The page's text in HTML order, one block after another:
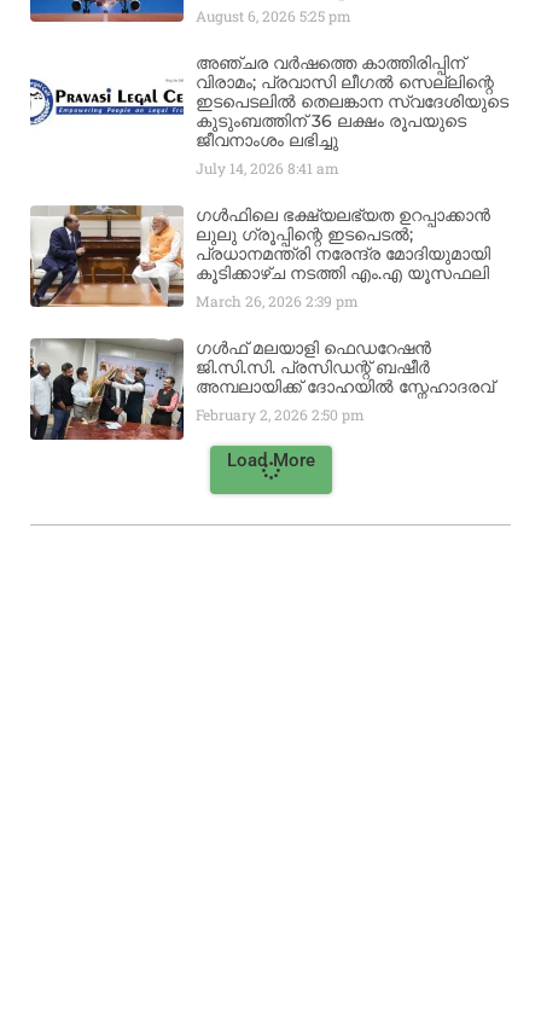
August 6, 20265:25 pm
അഞ്ചര വർഷത്തെ കാത്തിരിപ്പിന്
വിരാമം; പ്രവാസി ലീഗൽ സെല്ലിന്റെ
ഇടപെടലിൽ തെലങ്കാന സ്വദേശിയുടെ
കുടുംബത്തിന് 36 ലക്ഷം രൂപയുടെ
ജീവനാംശം ലഭിച്ചു
July 14, 20268:41 am
ഗൾഫിലെ ഭക്ഷ്യലഭ്യത ഉറപ്പാക്കാൻ
ലുലു ഗ്രൂപ്പിന്റെ ഇടപെടൽ;
പ്രധാനമന്ത്രി നരേന്ദ്ര മോദിയുമായി
കൂടിക്കാഴ്ച നടത്തി എം.എ യൂസഫലി
March 26, 20262:39 pm
ഗൾഫ് മലയാളി ഫെഡറേഷൻ
ജി.സി.സി. പ്രസിഡന്റ് ബഷീർ
അമ്പലായിക്ക് ദോഹയിൽ സ്നേഹാദരവ്
February 2, 20262:50 pm
Load More